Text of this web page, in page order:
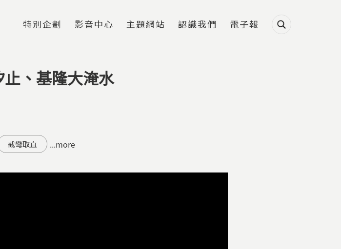
特別企劃 影音中心 主題網站 認識我們 電子報
止、基隆大淹水
截彎取直 ...more